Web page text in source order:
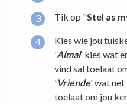
Tik op "Stel as
Kies wie jou
'Almal' kies wat
vind sal toelaat
'Vriende' wat net
toelaat om jou